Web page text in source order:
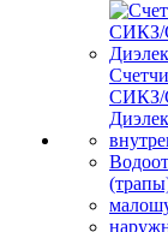
СИКЗ/